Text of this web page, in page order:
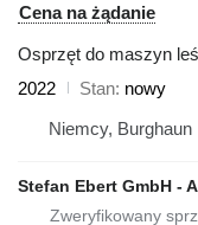
Cena na żądanie
Osprzęt do maszyn
2022
Stan nowy
Niemcy, Burghaun